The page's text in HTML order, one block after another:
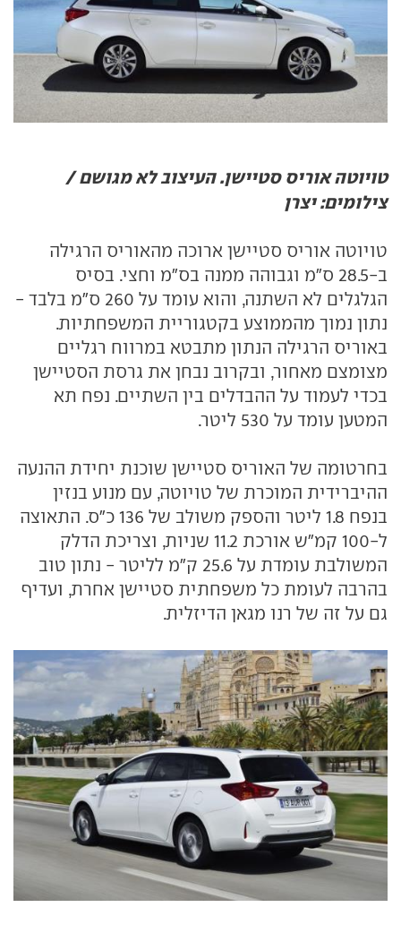
טויוטה אוריס סטיישן. העיצוב לא מגושם /
צילומים: יצרן
טויוטה אוריס סטיישן ארוכה מהאוריס הרגילה
ב-28.5 ס"מ וגבוהה ממנה בס"מ וחצי. בסיס
הגלגלים לא השתנה, והוא עומד על 260 ס"מ בלבד -
נתון נמוך מהממוצע בקטגוריית המשפחתיות.
באוריס הרגילה הנתון מתבטא במרווח רגליים
מצומצם מאחור, ובקרוב נבחן את גרסת הסטיישן
בכדי לעמוד על ההבדלים בין השתיים. נפח תא
המטען עומד על 530 ליטר.
בחרטומה של האוריס סטיישן שוכנת יחידת ההנעה
ההיברידית המוכרת של טויוטה, עם מנוע בנזין
בנפח 1.8 ליטר והספק משולב של 136 כ"ס. התאוצה
ל-100 קמ"ש אורכת 11.2 שניות, וצריכת הדלק
המשולבת עומדת על 25.6 ק"מ לליטר - נתון טוב
בהרבה לעומת כל משפחתית סטיישן אחרת, ועדיף
גם על זה של רנו מגאן הדיזלית.